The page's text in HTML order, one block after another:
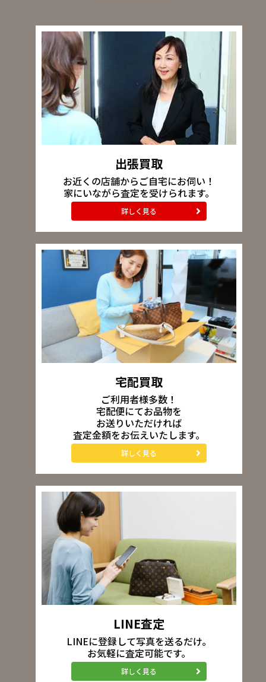
出張買取
お近くの店舗からご自宅にお伺い！
家にいながら査定を受けられます。
詳しく見る
宅配買取
ご利用者様多数！
宅配便にてお品物を
お送りいただければ
査定金額をお伝えいたします。
詳しく見る
LINE査定
LINEに登録して写真を送るだけ。
お気軽に査定可能です。
詳しく見る